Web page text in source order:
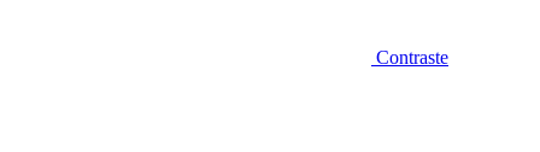
Contraste